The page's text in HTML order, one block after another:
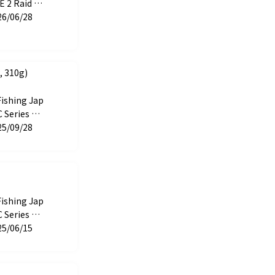
2 Raid Ja
06/28
310g)
Jap
ST
CUP
09/28
Jap
ST
06/15